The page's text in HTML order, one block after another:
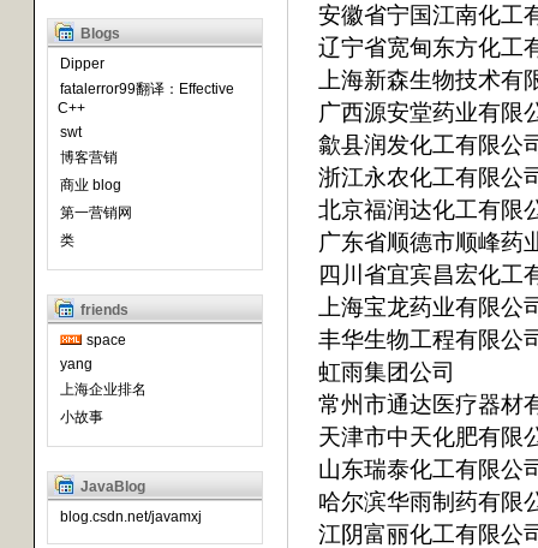
Blogs
Dipper
fatalerror99翻译：Effective
C++
swt
博客营销
商业 blog
第一营销网
类
friends
space
yang
上海企业排名
小故事
JavaBlog
blog.csdn.net/javamxj
安徽省宁国江南化工
辽宁省宽甸东方化工
上海新森生物技术有
广西源安堂药业有限
歙县润发化工有限公
浙江永农化工有限公
北京福润达化工有限
广东省顺德市顺峰药
四川省宜宾昌宏化工
上海宝龙药业有限公
丰华生物工程有限公
虹雨集团公司
常州市通达医疗器材
天津市中天化肥有限
山东瑞泰化工有限公
哈尔滨华雨制药有限
江阴富丽化工有限公